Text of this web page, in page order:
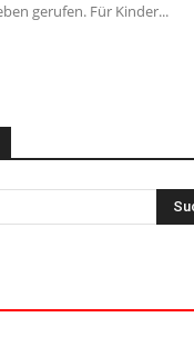
gerufen. Für Kinder...